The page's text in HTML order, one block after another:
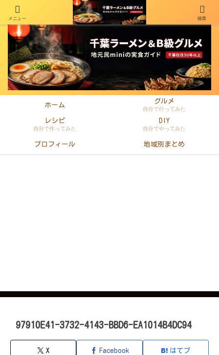
千葉在住50年以上のminiがラーメン・町中華・B級グルメを本音レビュー
ホーム
グルメ
自分で行ってみた
レシピ
自分で作ってみた
DIY
自分でやってみた
プロフィール 地域別まとめ
97910E41-3732-4143-BBD6-EA1014B4DC94
X Facebook はてブ
メニュー 検索